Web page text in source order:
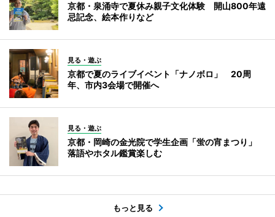
京都・泉涌寺で夏休み親子文化体験 開山800年遠
忌記念、絵本作りなど
見る・遊ぶ
京都で夏のライブイベント「ナノボロ」 20周
年、市内3会場で開催へ
見る・遊ぶ
京都・岡崎の金光院で学生企画「蛍の宵まつり」
落語やホタル鑑賞楽しむ
もっと見る